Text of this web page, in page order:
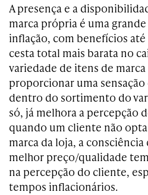
A presença e a
marca própria é uma
inflação, com benefícios
cesta total mais barata no
variedade de itens de
proporcionar uma
dentro do sortimento do
só, já melhora a percepção
quando um cliente não
marca da loja, a
melhor preço/qualidade
na percepção do cliente,
tempos inflacionários.